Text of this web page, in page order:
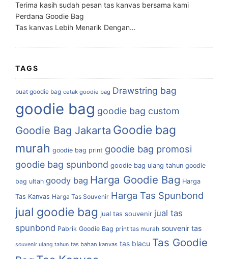
Terima kasih sudah pesan tas kanvas bersama kami
Perdana Goodie Bag
Tas kanvas Lebih Menarik Dengan…
TAGS
buat goodie bag cetak goodie bag Drawstring bag
goodie bag goodie bag custom
Goodie Bag Jakarta Goodie bag
murah goodie bag print goodie bag promosi
goodie bag spunbond goodie bag ulang tahun goodie
bag ultah goody bag Harga Goodie Bag Harga
Tas Kanvas Harga Tas Souvenir Harga Tas Spunbond
jual goodie bag jual tas souvenir jual tas
spunbond Pabrik Goodie Bag print tas murah souvenir tas
souvenir ulang tahun tas bahan kanvas tas blacu Tas Goodie